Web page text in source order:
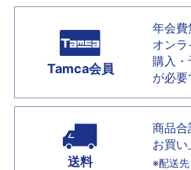
Tamca会員
年会費
オン
購入
が必要
送料
商品合
お買
※配送先